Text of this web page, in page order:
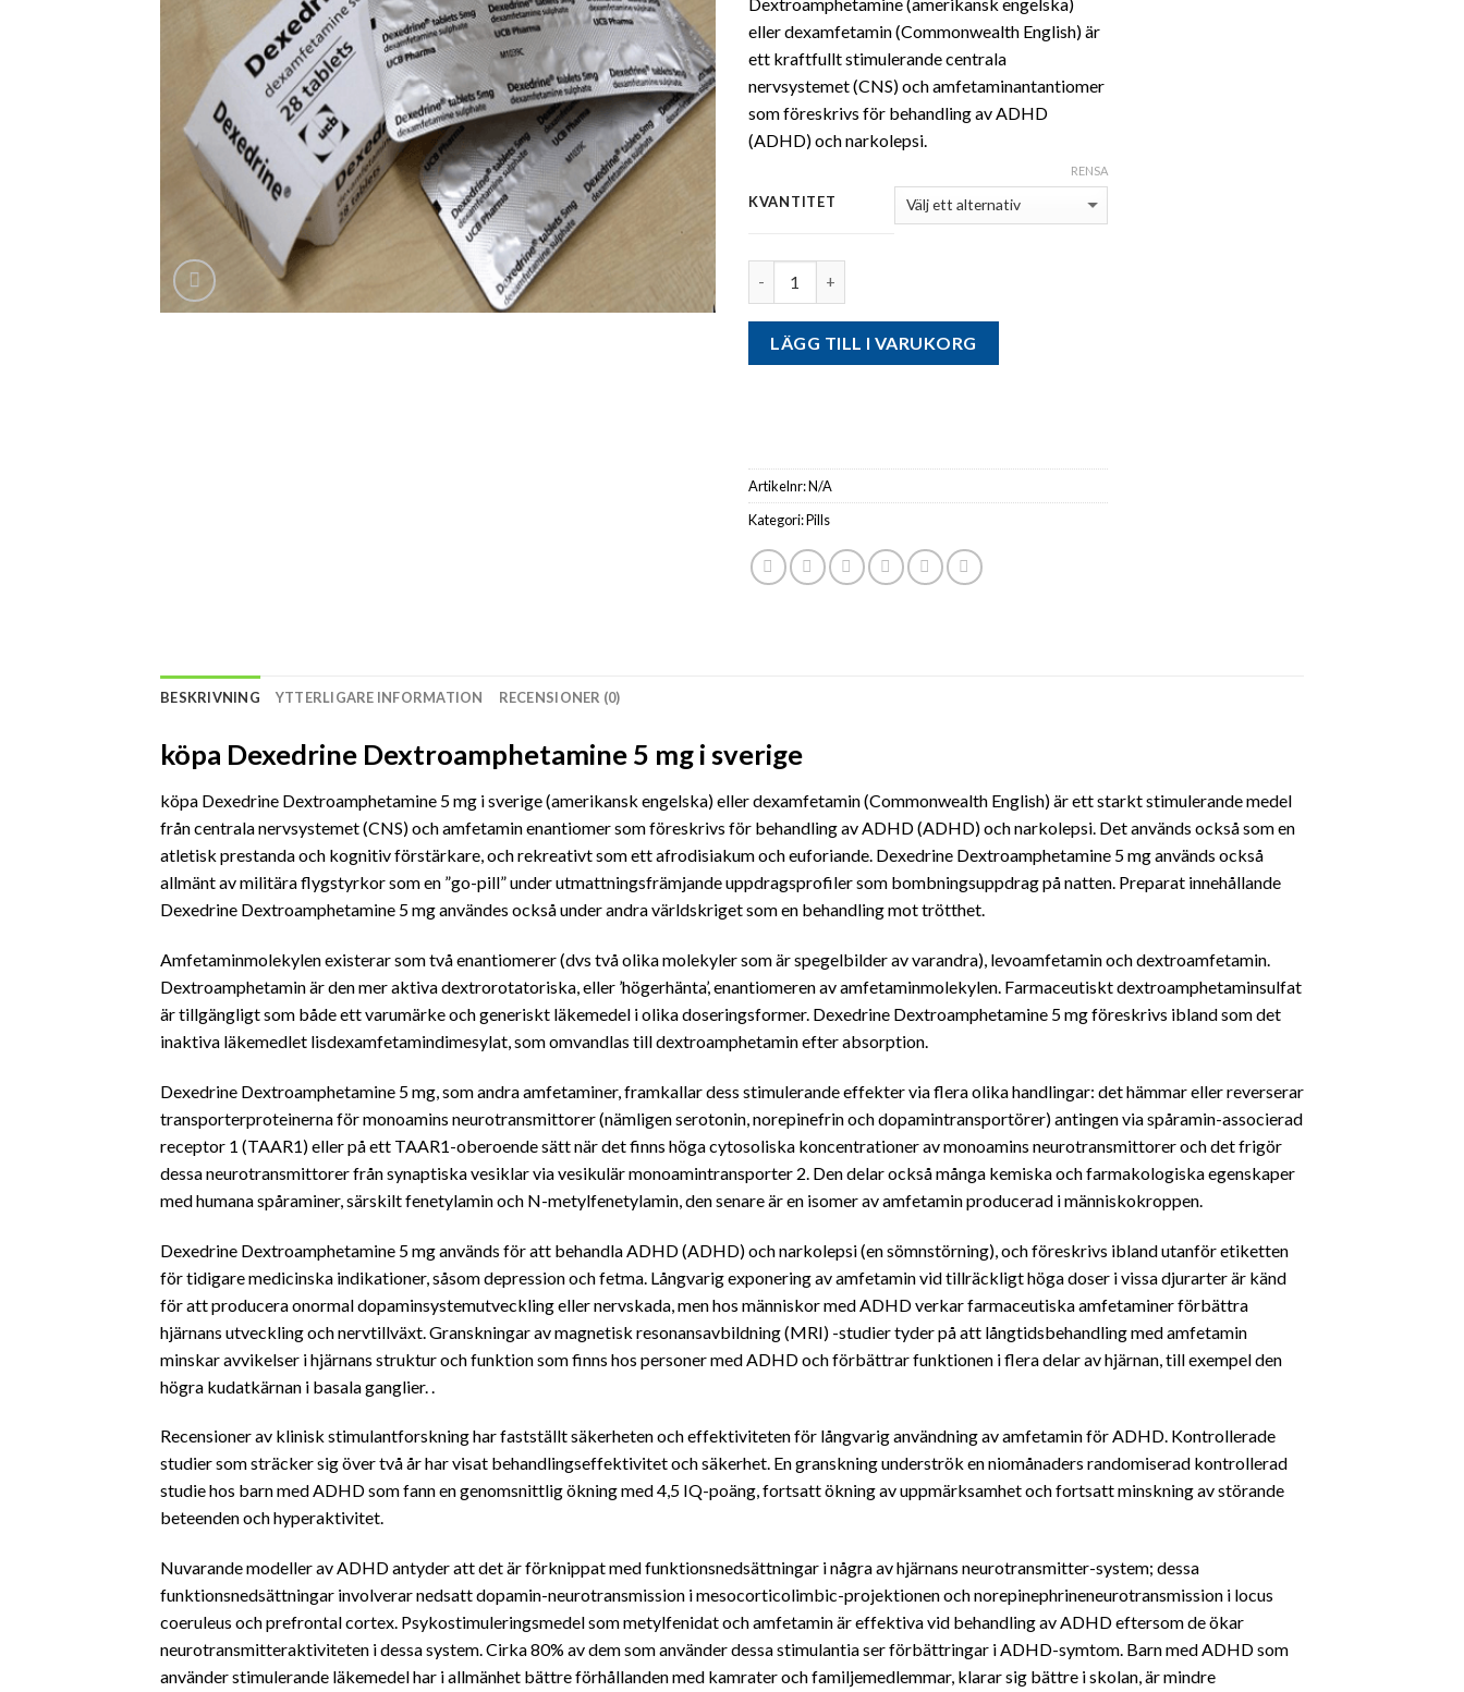
till
kr7,000
eller dexamfetamin (Commonwealth English) är
ett kraftfullt stimulerande centrala
nervsystemet (CNS) och amfetaminantantiomer
som föreskrivs för behandling av ADHD
(ADHD) och narkolepsi.
KVANTITET
RENSA
LÄGG TILL I VARUKORG
Artikelnr:N/A
Kategori:Pills
BESKRIVNING YTTERLIGARE INFORMATION RECENSIONER (0)
köpa Dexedrine Dextroamphetamine 5 mg i sverige
köpa Dexedrine Dextroamphetamine 5 mg i sverige (amerikansk engelska) eller dexamfetamin (Commonwealth English) är ett starkt stimulerande medel
från centrala nervsystemet (CNS) och amfetamin enantiomer som föreskrivs för behandling av ADHD (ADHD)och narkolepsi. Det används också som en
atletisk prestanda och kognitiv förstärkare, och rekreativt som ett afrodisiakum och euforiande. Dexedrine Dextroamphetamine 5 mg används också
allmänt av militära flygstyrkor som en ”go-pill” under utmattningsfrämjande uppdragsprofiler som bombningsuppdrag på natten. Preparat innehållande
Dexedrine Dextroamphetamine 5 mg användes också under andra världskriget som en behandling mot trötthet.
Amfetaminmolekylen existerar som två enantiomerer (dvs två olika molekyler som är spegelbilder av varandra), levoamfetamin och dextroamfetamin.
Dextroamphetamin är den mer aktiva dextrorotatoriska, eller ’högerhänta’, enantiomeren av amfetaminmolekylen. Farmaceutiskt dextroamphetaminsulfat
är tillgängligt som både ett varumärke och generiskt läkemedel i olika doseringsformer. Dexedrine Dextroamphetamine 5 mg föreskrivs ibland som det
inaktiva läkemedlet lisdexamfetamindimesylat, som omvandlas till dextroamphetamin efter absorption.
Dexedrine Dextroamphetamine 5 mg, som andra amfetaminer, framkallar dess stimulerande effekter via flera olika handlingar: det hämmar eller reverserar
transporterproteinerna för monoamins neurotransmittorer (nämligen serotonin, norepinefrin och dopamintransportörer) antingen via spåramin-associerad
receptor 1 (TAAR1) eller på ett TAAR1-oberoende sätt när det finns höga cytosoliska koncentrationer av monoamins neurotransmittorer och det frigör
dessa neurotransmittorer från synaptiska vesiklar via vesikulär monoamintransporter 2. Den delar också många kemiska och farmakologiska egenskaper
med humana spåraminer, särskilt fenetylamin och N-metylfenetylamin, den senare är en isomer av amfetamin producerad i människokroppen.
Dexedrine Dextroamphetamine 5 mg används för att behandla ADHD (ADHD) och narkolepsi (en sömnstörning), och föreskrivs ibland utanför etiketten
för tidigare medicinska indikationer, såsom depression och fetma. Långvarig exponering av amfetamin vid tillräckligt höga doser i vissa djurarter är känd
för att producera onormal dopaminsystemutveckling eller nervskada, men hos människor med ADHD verkar farmaceutiska amfetaminer förbättra
hjärnans utveckling och nervtillväxt. Granskningar av magnetisk resonansavbildning (MRI) -studier tyder på att långtidsbehandling med amfetamin
minskar avvikelser i hjärnans struktur och funktion som finns hos personer med ADHD och förbättrar funktionen i flera delar av hjärnan, till exempel den
högra kudatkärnan i basala ganglier. .
Recensioner av klinisk stimulantforskning har fastställt säkerheten och effektiviteten för långvarig användning av amfetamin för ADHD. Kontrollerade
studier som sträcker sig över två år har visat behandlingseffektivitet och säkerhet. En granskning underströk en niomånaders randomiserad kontrollerad
studie hos barn med ADHD som fann en genomsnittlig ökning med 4,5 IQ-poäng, fortsatt ökning av uppmärksamhet och fortsatt minskning av störande
beteenden och hyperaktivitet.
Nuvarande modeller av ADHD antyder att det är förknippat med funktionsnedsättningar i några av hjärnans neurotransmitter-system; dessa
funktionsnedsättningar involverar nedsatt dopamin-neurotransmission i mesocorticolimbic-projektionen och norepinephrineneurotransmission i locus
coeruleus och prefrontal cortex. Psykostimuleringsmedel som metylfenidat och amfetamin är effektiva vid behandling av ADHD eftersom de ökar
neurotransmitteraktiviteten i dessa system. Cirka 80% av dem som använder dessa stimulantia ser förbättringar i ADHD-symtom. Barn med ADHD som
använder stimulerande läkemedel har i allmänhet bättre förhållanden med kamrater och familjemedlemmar, klarar sig bättre i skolan, är mindre